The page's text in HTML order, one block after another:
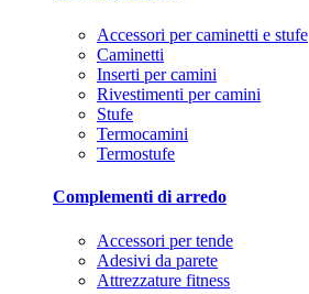
Accessori per caminetti e stufe
Caminetti
Inserti per camini
Rivestimenti per camini
Stufe
Termocamini
Termostufe
Complementi di arredo
Accessori per tende
Adesivi da parete
Attrezzature fitness